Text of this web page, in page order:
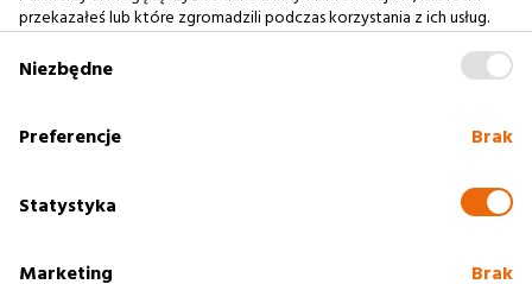
Agencja Interaktywna
Baza Wiedzy
Polityka cookies
przekazałeś lub które zgromadzili podczas korzystania z ich usług.
na prawidłowe działanie serwisu
Niezbędne
Preferencje Brak
Statystyka
Marketing Brak